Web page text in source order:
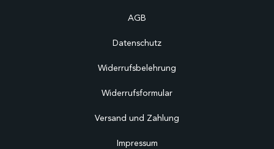
AGB
Datenschutz
Widerrufsbelehrung
Widerrufsformular
Versand und Zahlung
Impressum